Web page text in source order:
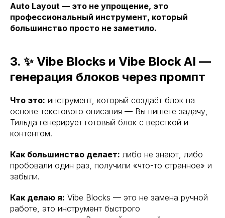
Auto Layout — это не упрощение, это
профессиональный инструмент, который
большинство просто не заметило.
3. ✨ Vibe Blocks и Vibe Block AI —
генерация блоков через промпт
Что это: инструмент, который создаёт блок на
основе текстового описания — Вы пишете задачу,
Тильда генерирует готовый блок с версткой и
контентом.
Как большинство делает: либо не знают, либо
пробовали один раз, получили «что-то странное» и
забыли.
Как делаю я: Vibe Blocks — это не замена ручной
работе, это инструмент быстрого